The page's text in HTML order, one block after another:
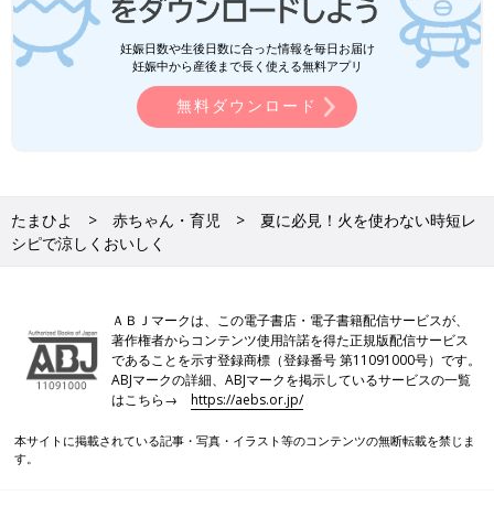
妊娠日数や生後日数に合った情報を毎日お届け
妊娠中から産後まで長く使える無料アプリ
無料ダウンロード
たまひよ 赤ちゃん・育児
夏に必見！火を使わない時短レ
シピで涼しくおいしく
ＡＢＪマークは、この電子書店・電子書籍配信サービスが、
著作権者からコンテンツ使用許諾を得た正規版配信サービス
であることを示す登録商標（登録番号 第11091000号）です。
ABJマークの詳細、ABJマークを掲示しているサービスの一覧
はこちら→https://aebs.or.jp/
本サイトに掲載されている記事・写真・イラスト等のコンテンツの無断転載を禁じま
す。